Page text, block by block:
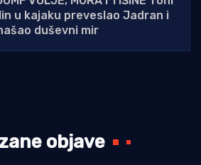
u kajaku preveslao Jadran i
duševni mir
objave